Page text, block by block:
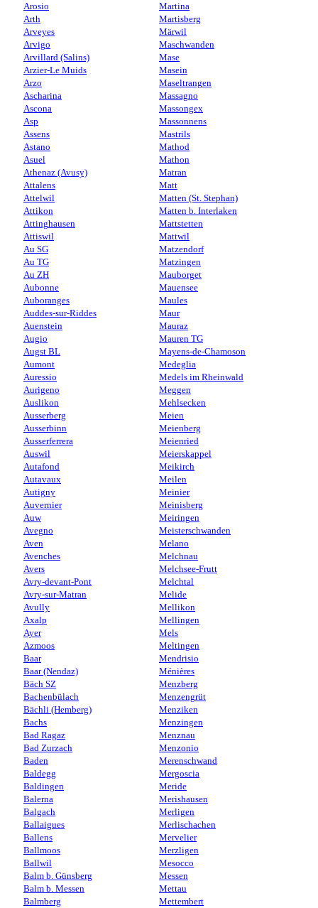
Arosio
Arth
Arveyes
Arvigo
Arvillard (Salins)
Arzier-Le Muids
Arzo
Ascharina
Ascona
Asp
Assens
Astano
Asuel
Athenaz (Avusy)
Attalens
Attelwil
Attikon
Attinghausen
Attiswil
Au SG
Au TG
Au ZH
Aubonne
Auboranges
Auddes-sur-Riddes
Auenstein
Augio
Augst BL
Aumont
Auressio
Aurigeno
Auslikon
Ausserberg
Ausserbinn
Ausserferrera
Auswil
Autafond
Autavaux
Autigny
Auvernier
Auw
Avegno
Aven
Avenches
Avers
Avry-devant-Pont
Avry-sur-Matran
Avully
Axalp
Ayer
Azmoos
Baar
Baar (Nendaz)
Bäch SZ
Bachenbülach
Bächli (Hemberg)
Bachs
Bad Ragaz
Bad Zurzach
Baden
Baldegg
Baldingen
Balerna
Balgach
Ballaigues
Ballens
Ballmoos
Ballwil
Balm b. Günsberg
Balm b. Messen
Balmberg
Martina
Martisberg
Märwil
Maschwanden
Mase
Masein
Maseltrangen
Massagno
Massongex
Massonnens
Mastrils
Mathod
Mathon
Matran
Matt
Matten (St. Stephan)
Matten b. Interlaken
Mattstetten
Mattwil
Matzendorf
Matzingen
Mauborget
Mauensee
Maules
Maur
Mauraz
Mauren TG
Mayens-de-Chamoson
Medeglia
Medels im Rheinwald
Meggen
Mehlsecken
Meien
Meienberg
Meienried
Meierskappel
Meikirch
Meilen
Meinier
Meinisberg
Meiringen
Meisterschwanden
Melano
Melchnau
Melchsee-Frutt
Melchtal
Melide
Mellikon
Mellingen
Mels
Meltingen
Mendrisio
Ménières
Menzberg
Menzengrüt
Menziken
Menzingen
Menznau
Menzonio
Merenschwand
Mergoscia
Meride
Merishausen
Merligen
Merlischachen
Mervelier
Merzligen
Mesocco
Messen
Mettau
Mettembert